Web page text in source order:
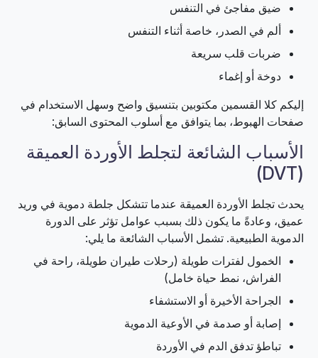
ضيق مفاجئ في التنفس
ألم في الصدر، خاصة أثناء التنفس
ضربات قلب سريعة
دوخة أو إغماء
إليكم كلا القسمين مكتوبين بتنسيق واضح وسهل الاستخدام في
صفحات الهبوط، بما يتوافق مع أسلوب المحتوى السابق:
الأسباب الشائعة لتجلط الأوردة العميقة
(DVT)
يحدث تجلط الأوردة العميقة عندما تتشكل جلطة دموية في وريد
عميق، وعادةً ما يكون ذلك بسبب عوامل تؤثر على الدورة
الدموية الطبيعية. تشمل الأسباب الشائعة ما يلي:
الخمول لفترات طويلة (رحلات طيران طويلة، راحة في
الفراش، نمط حياة خامل)
الجراحة الأخيرة أو الاستشفاء
إصابة أو صدمة في الأوعية الدموية
تباطؤ تدفق الدم في الأوردة